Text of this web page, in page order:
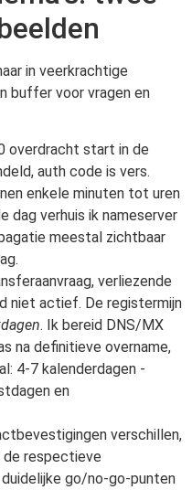
in veerkrachtige
buffer voor vragen en
overdracht start in de
auth code is vers.
enkele minuten tot uren
dag verhuis ik nameserver
meestal zichtbaar
verliezende
niet actief. De registermijn
. Ik bereid DNS/MX
na definitieve overname,
4-7 kalenderdagen -
en
verschillen,
respectieve
go/no-go-punten